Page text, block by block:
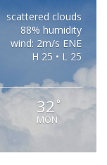
scattered clouds
88% humidity
wind: 2m/s ENE
H 25 • L 25
32 °
MON